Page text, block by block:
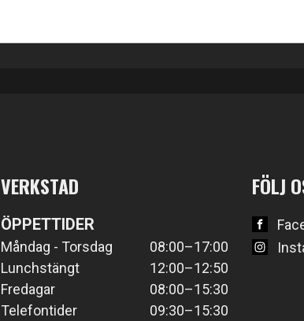
VERKSTAD
ÖPPETTIDER
Måndag - Torsdag
08:00–17:00
Lunchstängt
12:00–12:50
Fredagar
08:00–15:30
Telefontider
09:30–15:30
FÖLJ